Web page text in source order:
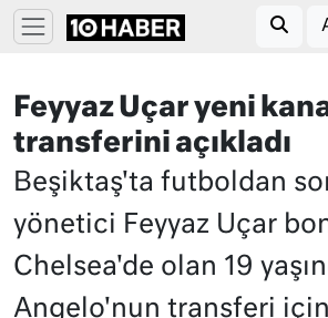
Feyyaz Uçar yeni
transferini açıkladı
Beşiktaş'ta futboldan
yönetici Feyyaz Uçar
Chelsea'de olan 19
Angelo'nun transferi